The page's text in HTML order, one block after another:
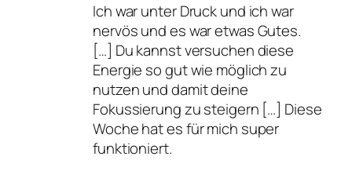
Ich war unter Druck und ich war
nervös und es war etwas Gutes.
[…] Du kannst versuchen diese
Energie so gut wie möglich zu
nutzen und damit deine
Fokussierung zu steigern […] Diese
Woche hat es für mich super
funktioniert.